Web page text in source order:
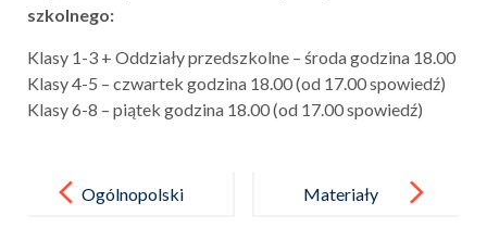
szkolnego:
Klasy 1-3 + Oddziały przedszkolne – środa godzina 18.00
Klasy 4-5 – czwartek godzina 18.00 (od 17.00 spowiedź)
Klasy 6-8 – piątek godzina 18.00 (od 17.00 spowiedź)
navigationOgólnopolski
Materiały